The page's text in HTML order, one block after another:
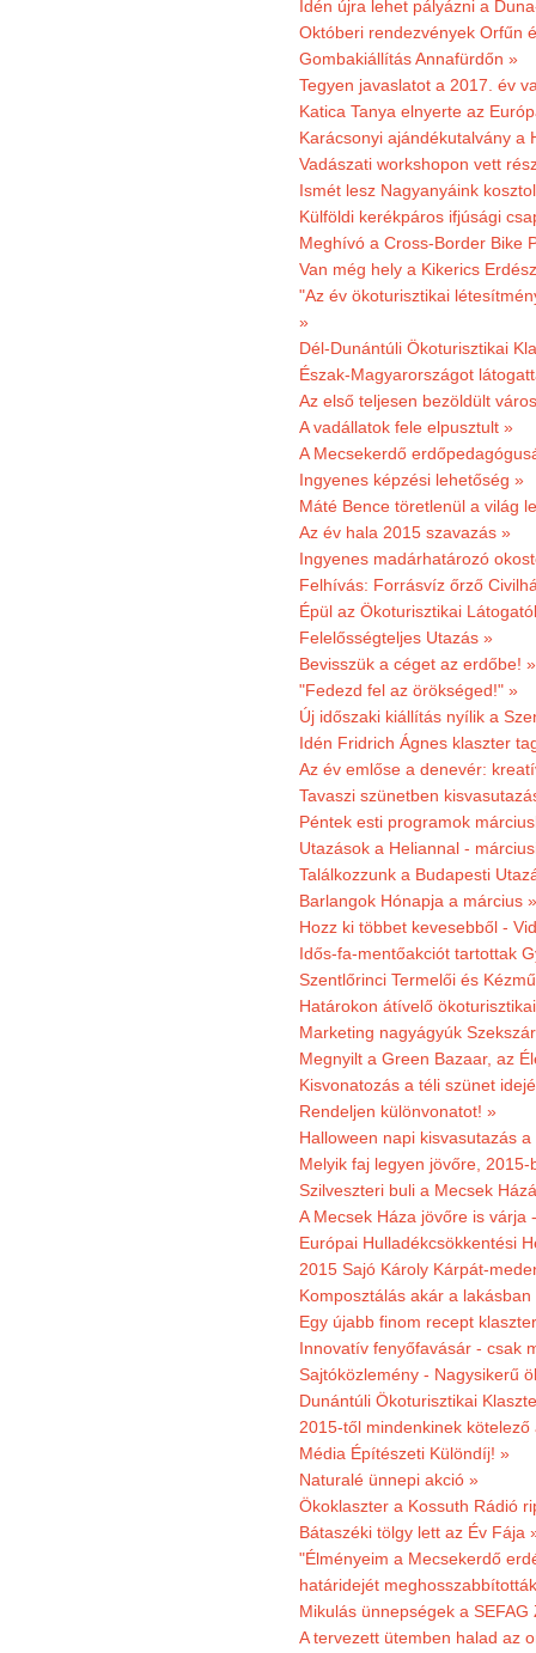
Idén újra lehet pályázni a
Októberi rendezvények Orfűn
Gombakiállítás Annafürdőn »
Tegyen javaslatot a 2017. év
Katica Tanya elnyerte az
Karácsonyi ajándékutalvány a
Vadászati workshopon vett
Ismét lesz Nagyanyáink
Külföldi kerékpáros ifjúsági
Meghívó a Cross-Border Bike
Van még hely a Kikerics
"Az év ökoturisztikai
»
Dél-Dunántúli Ökoturisztikai
Észak-Magyarországot
Az első teljesen bezöldült
A vadállatok fele elpusztult »
A Mecsekerdő
Ingyenes képzési lehetőség »
Máté Bence töretlenül a világ
Az év hala 2015 szavazás »
Ingyenes madárhatározó
Felhívás: Forrásvíz őrző
Épül az Ökoturisztikai
Felelősségteljes Utazás »
Bevisszük a céget az erdőbe! »
"Fedezd fel az örökséged!" »
Új időszaki kiállítás nyílik a
Idén Fridrich Ágnes klaszter
Az év emlőse a denevér:
Tavaszi szünetben
Péntek esti programok
Utazások a Heliannal -
Találkozzunk a Budapesti
Barlangok Hónapja a március »
Hozz ki többet kevesebből -
Idős-fa-mentőakciót tartottak
Szentlőrinci Termelői és
Határokon átívelő
Marketing nagyágyúk
Megnyilt a Green Bazaar, az
Kisvonatozás a téli szünet
Rendeljen különvonatot! »
Halloween napi kisvasutazás
Melyik faj legyen jövőre,
Szilveszteri buli a Mecsek
A Mecsek Háza jövőre is várja
Európai Hulladékcsökkentési
2015 Sajó Károly Kárpát-
Komposztálás akár a lakásban
Egy újabb finom recept
Innovatív fenyőfavásár - csak
Sajtóközlemény - Nagysikerű
Dunántúli Ökoturisztikai
2015-től mindenkinek
Média Építészeti Különdíj! »
Naturalé ünnepi akció »
Ökoklaszter a Kossuth Rádió
Bátaszéki tölgy lett az Év Fája
"Élményeim a Mecsekerdő
határidejét
Mikulás ünnepségek a SEFAG
A tervezett ütemben halad az